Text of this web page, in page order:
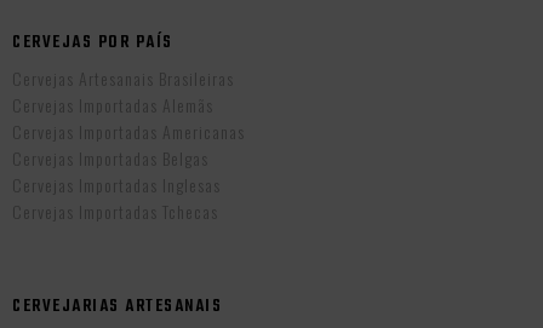
CERVEJAS POR PAÍS
Cervejas Artesanais Brasileiras
Cervejas Importadas Alemãs
Cervejas Importadas Americanas
Cervejas Importadas Belgas
Cervejas Importadas Inglesas
Cervejas Importadas Tchecas
CERVEJARIAS ARTESANAIS